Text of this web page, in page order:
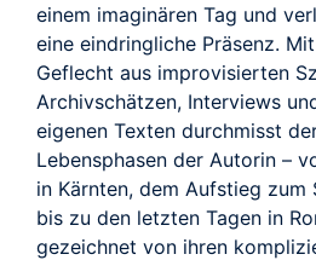
einem imaginären Tag und
eine eindringliche Präsenz.
Geflecht aus improvisierten
Archivschätzen, Interviews
eigenen Texten durchmisst
Lebensphasen der Autorin –
in Kärnten, dem Aufstieg zum
bis zu den letzten Tagen in
gezeichnet von ihren